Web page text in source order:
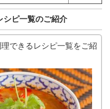
シピ一覧のご紹介
できるレシピ一覧をご紹